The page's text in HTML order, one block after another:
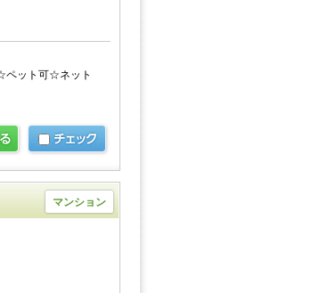
ペット可☆ネット
マンション